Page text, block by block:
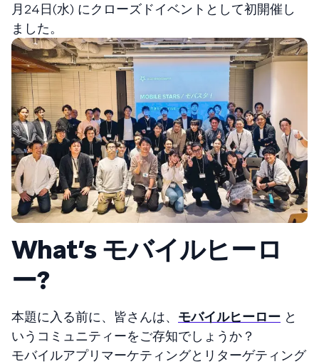
月24日(水) にクローズドイベントとして初開催し
ました。
What’s モバイルヒーロ
ー?
本題に入る前に、皆さんは、 モバイルヒーロー と
いうコミュニティーをご存知でしょうか？
モバイルアプリマーケティングとリターゲティング